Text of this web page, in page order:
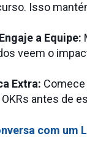
Isso
a Equipe:
veem o
Extra:
antes de
com um